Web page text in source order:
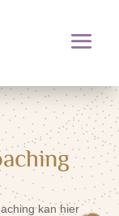
kan hier